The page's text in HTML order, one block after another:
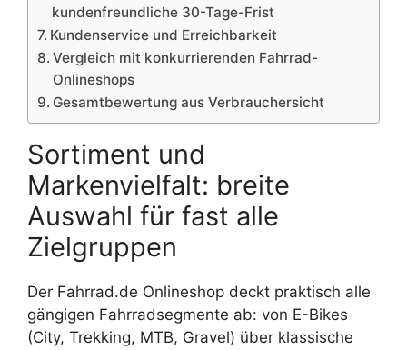
kundenfreundliche 30-Tage-Frist
Kundenservice und Erreichbarkeit
Vergleich mit konkurrierenden Fahrrad-
Onlineshops
Gesamtbewertung aus Verbrauchersicht
Sortiment und
Markenvielfalt: breite
Auswahl für fast alle
Zielgruppen
Der Fahrrad.de Onlineshop deckt praktisch alle
gängigen Fahrradsegmente ab: von E-Bikes
(City, Trekking, MTB, Gravel) über klassische